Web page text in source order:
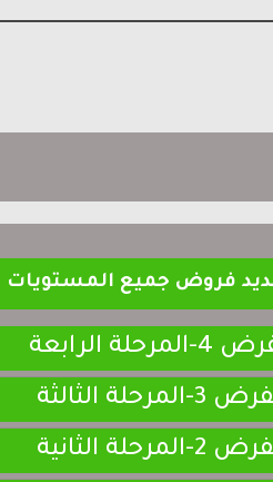
فروض جميع المستويات
الرابعة
3-المرحلة الثالثة
2-المرحلة الثانية